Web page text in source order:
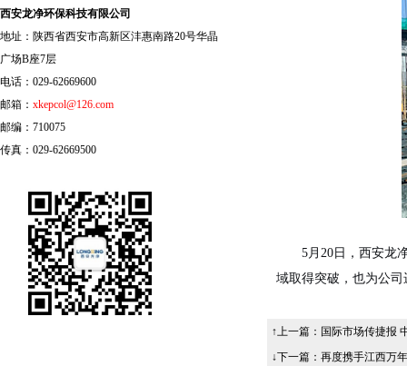
西安龙净环保科技有限公司
地址：陕西省西安市高新区沣惠南路20号华晶
广场B座7层
电话：029-62669600
邮箱： xkepcol@126.com
邮编：710075
传真：029-62669500
5月 20 日，西安龙
域取得突破，也为公
↑上一篇： 国际市场传捷报
↓下一篇： 再度携手江西万